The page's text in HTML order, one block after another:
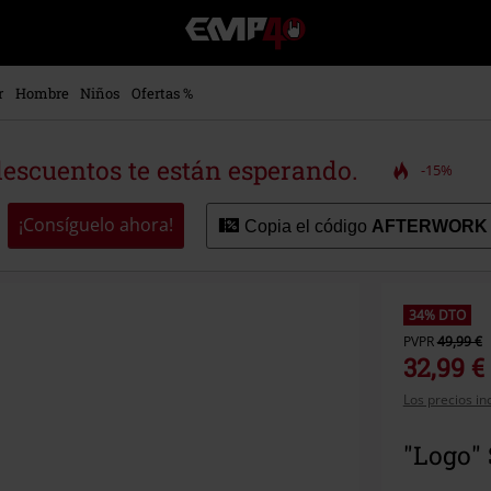
EMP
-
Música,
Merch
Ropa
Alternativa
Hombre Niños Ofertas %
te están esperando. -15%
¡Consíguelo ahora! Copia el código AFTERWORK
34% DTO
PVPR49,99 €
32,99 €
Los precios
"Logo"